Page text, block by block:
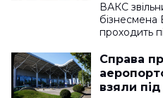
ВАКС
бізнесмена
проходить
Справа
взяли